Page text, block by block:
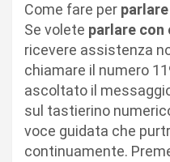
Come fare per
Se volete parlare con
ricevere assistenza
chiamare il numero
ascoltato il
sul tastierino
voce guidata che
continuamente.